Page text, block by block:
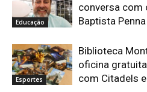
Educação
conversa com
Baptista Penna
Esportes
Biblioteca
oficina
com Citadels